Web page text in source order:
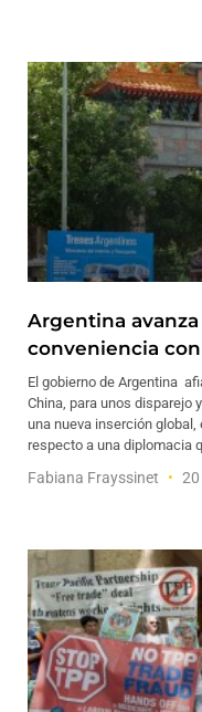
Argentina
conveniencia
El gobierno de Argentina
China, para unos disparejo
una nueva inserción
respecto a una diplomacia
Fabiana Frayssinet